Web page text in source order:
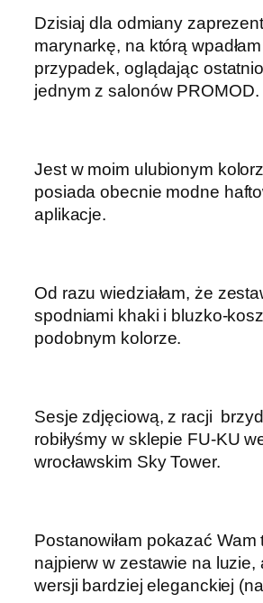
Dzisiaj dla odmiany
marynarkę, na którą
przypadek, oglądając
jednym z salonów PROMOD.
Jest w moim ulubionym
posiada obecnie modne
aplikacje.
Od razu wiedziałam, że
spodniami khaki i bluzko-
podobnym kolorze.
Sesje zdjęciową, z racji
robiłyśmy w sklepie FU-KU
wrocławskim Sky Tower.
Postanowiłam pokazać Wam
najpierw w zestawie na luzie,
wersji bardziej eleganckiej